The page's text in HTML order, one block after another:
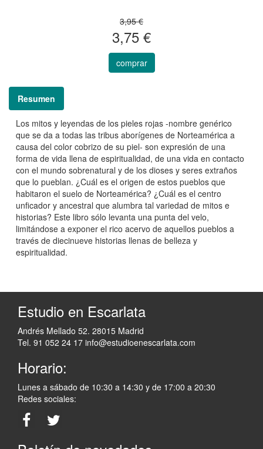
3,95 €
3,75 €
comprar
Resumen
Los mitos y leyendas de los pieles rojas -nombre genérico
que se da a todas las tribus aborígenes de Norteamérica a
causa del color cobrizo de su piel- son expresión de una
forma de vida llena de espiritualidad, de una vida en contacto
con el mundo sobrenatural y de los dioses y seres extraños
que lo pueblan. ¿Cuál es el origen de estos pueblos que
habitaron el suelo de Norteamérica? ¿Cuál es el centro
unficador y ancestral que alumbra tal variedad de mitos e
historias? Este libro sólo levanta una punta del velo,
limitándose a exponer el rico acervo de aquellos pueblos a
través de diecinueve historias llenas de belleza y
espiritualidad.
Estudio en Escarlata
Andrés Mellado 52. 28015 Madrid
Tel. 91 052 24 17 info@estudioenescarlata.com
Horario:
Lunes a sábado de 10:30 a 14:30 y de 17:00 a 20:30
Redes sociales: